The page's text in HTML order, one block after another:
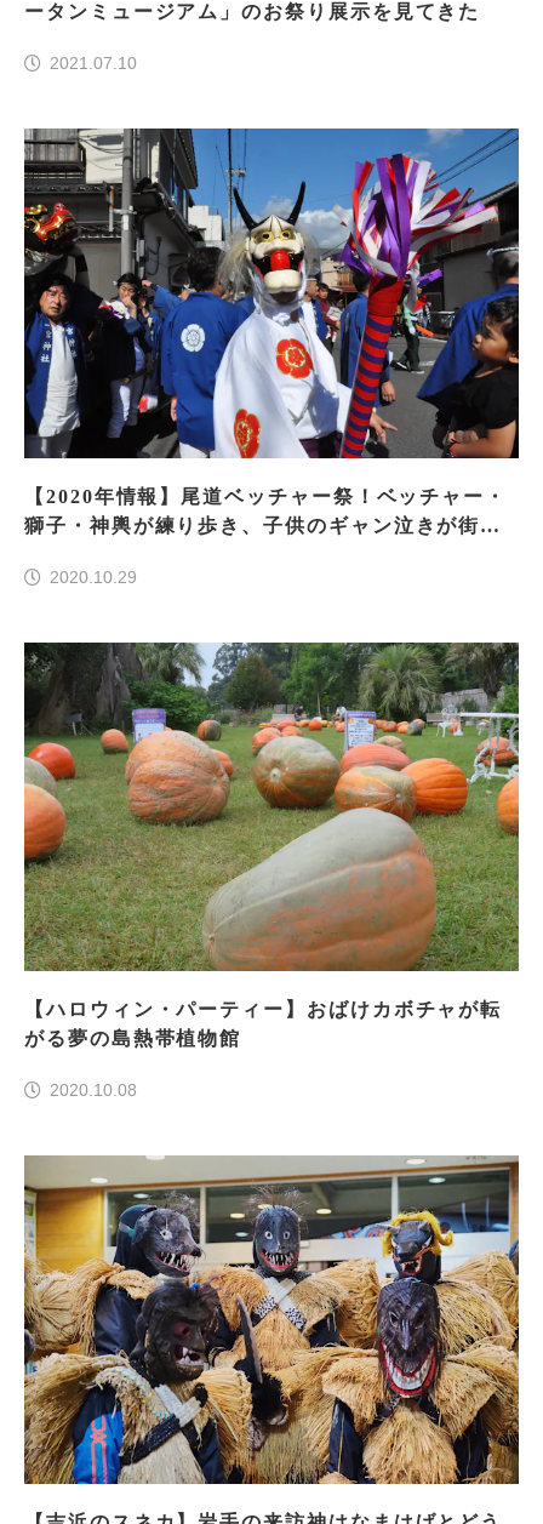
ータンミュージアム」のお祭り展示を見てきた
2021.07.10
【2020年情報】尾道ベッチャー祭！ベッチャー・
獅子・神輿が練り歩き、子供のギャン泣きが街に
2020.10.29
【ハロウィン・パーティー】おばけカボチャが転
がる夢の島熱帯植物館
2020.10.08